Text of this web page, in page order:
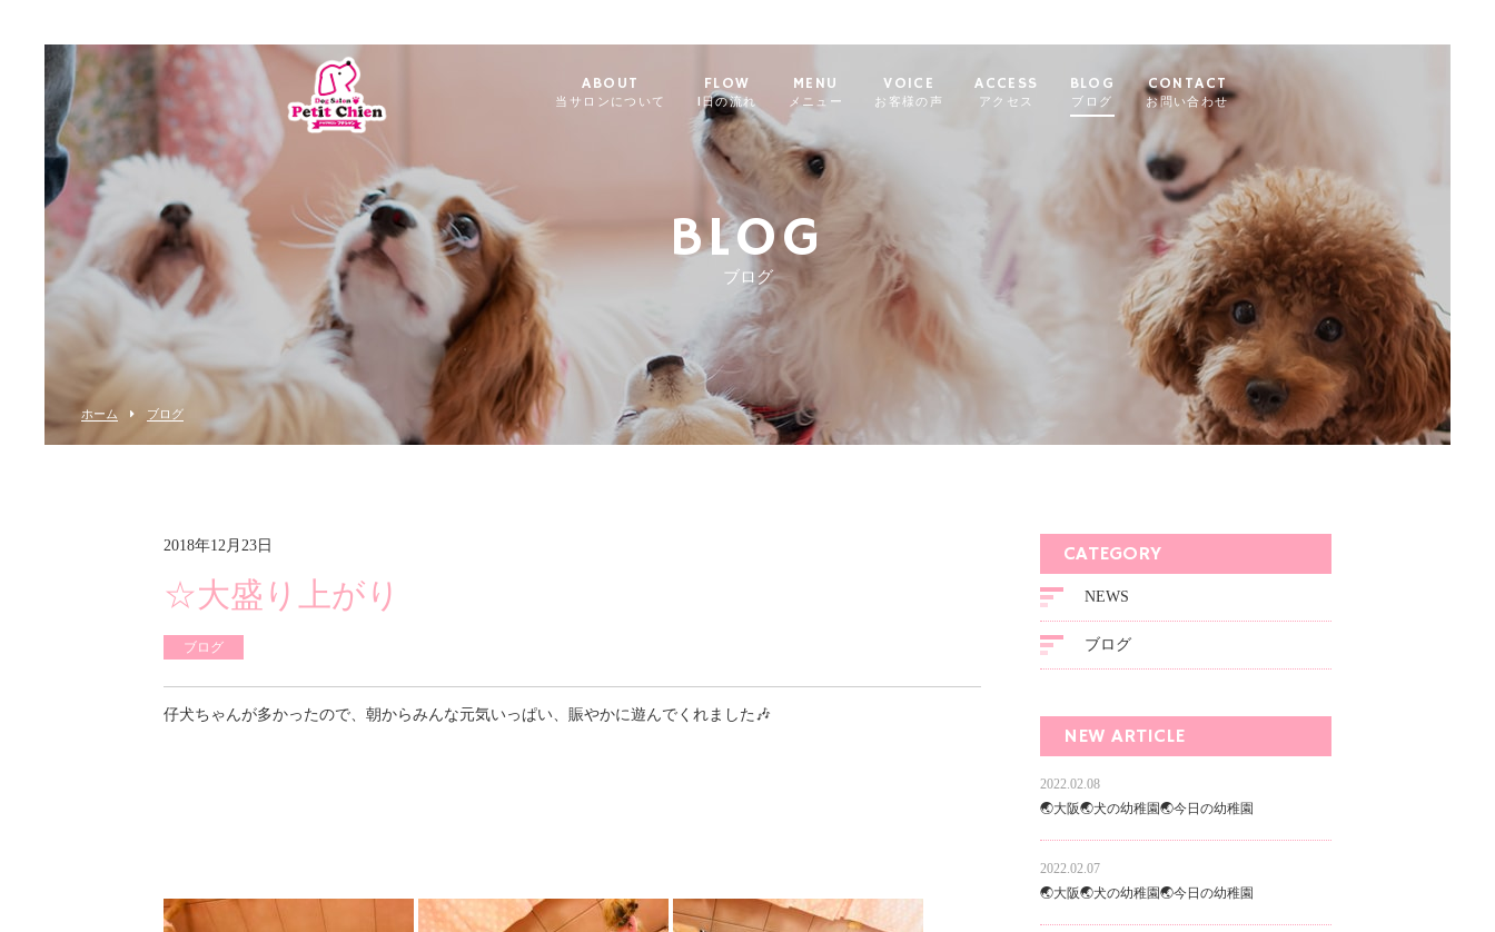
ABOUT
当サロンについて
FLOW
1日の流れ
MENU
メニュー
VOICE
お客様の声
ACCESS
アクセス
BLOG
ブログ
CONTACT
お問い合わせ
BLOG
ブログ
ホーム ブログ
2018年12月23日
☆大盛り上がり
ブログ
仔犬ちゃんが多かったので、朝からみんな元気いっぱい、賑やかに遊んでくれました🎶
CATEGORY
NEWS
ブログ
NEW ARTICLE
2022.02.08
🌏大阪🌏犬の幼稚園🌏今日の幼稚園
2022.02.07
🌏大阪🌏犬の幼稚園🌏今日の幼稚園